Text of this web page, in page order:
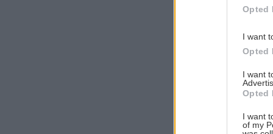
Opted
I want
Opted
I want
Opted
I want
of my